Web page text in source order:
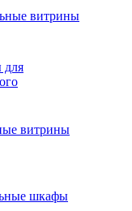
витрины
витрины
шкафы